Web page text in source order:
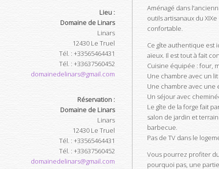
Lieu :
Domaine de Linars
Linars
12430 Le Truel
Tél. : +33565464431
Tél. : +33637560452
domainedelinars@gmail.com
Réservation :
Domaine de Linars
Linars
12430 Le Truel
Tél. : +33565464431
Tél. : +33637560452
domainedelinars@gmail.com
Aménagé dans
outils artisanaux du
confortable.
Ce gîte authentique est
aïeux. Il est tout à fait
Cuisine équipée : four,
Une chambre avec un
Une chambre avec une
Un séjour avec
Le gîte de la forge fait
salon de jardin et
barbecue.
Pas de TV dans le
Vous pourrez profiter
pourquoi pas, une